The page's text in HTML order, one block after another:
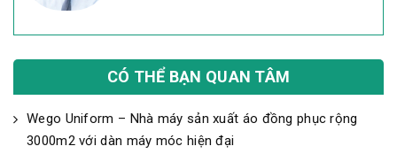
CÓ THỂ BẠN QUAN TÂM
Wego Uniform – Nhà máy sản xuất áo đồng phục rộng
3000m2 với dàn máy móc hiện đại